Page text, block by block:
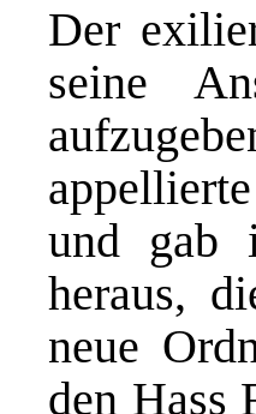
Der
seine
und gab
heraus,
neue
den Hass